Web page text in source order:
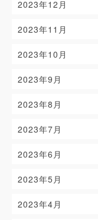
2023年12月
2023年11月
2023年10月
2023年9月
2023年8月
2023年7月
2023年6月
2023年5月
2023年4月